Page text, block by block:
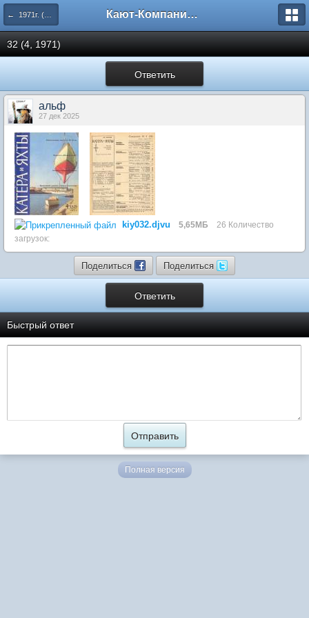
← 1971г. (29-34 номера) Кают-Компания "Катера и Яхты"
32 (4, 1971)
Ответить
альф
27 дек 2025
kiy032.djvu 5,65МБ
26 Количество
загрузок:
Поделиться Поделиться
Ответить
Быстрый ответ
Полная версия